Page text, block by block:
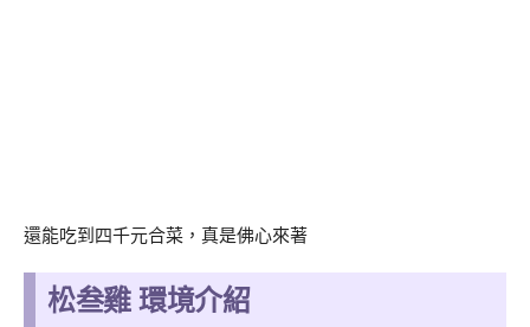
還能吃到四千元合菜，真是佛心來著
松叁雞 環境介紹